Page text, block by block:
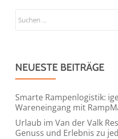
NEUESTE BEITRÄGE
Smarte Rampenlogistik:
Wareneingang mit
Urlaub im Van der Valk
Genuss und Erlebnis zu